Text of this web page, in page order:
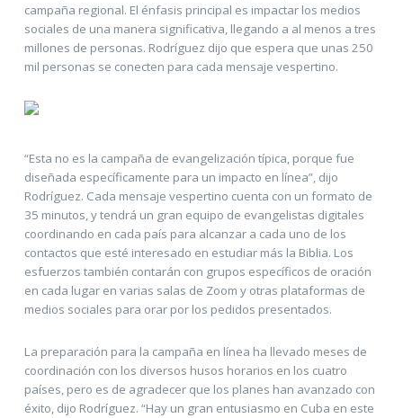
campaña regional. El énfasis principal es impactar los medios
sociales de una manera significativa, llegando a al menos a tres
millones de personas. Rodríguez dijo que espera que unas 250
mil personas se conecten para cada mensaje vespertino.
“Esta no es la campaña de evangelización típica, porque fue
diseñada específicamente para un impacto en línea”, dijo
Rodríguez. Cada mensaje vespertino cuenta con un formato de
35 minutos, y tendrá un gran equipo de evangelistas digitales
coordinando en cada país para alcanzar a cada uno de los
contactos que esté interesado en estudiar más la Biblia. Los
esfuerzos también contarán con grupos específicos de oración
en cada lugar en varias salas de Zoom y otras plataformas de
medios sociales para orar por los pedidos presentados.
La preparación para la campaña en línea ha llevado meses de
coordinación con los diversos husos horarios en los cuatro
países, pero es de agradecer que los planes han avanzado con
éxito, dijo Rodríguez. “Hay un gran entusiasmo en Cuba en este